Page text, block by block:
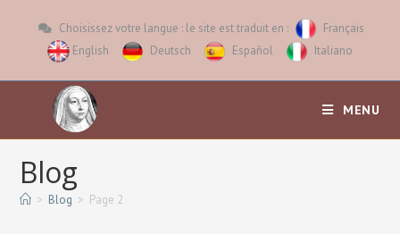
Choisissez votre langue : le site est traduit en :
Français
English
Deutsch Español Italiano
MENU
Blog
> Blog > Page 2